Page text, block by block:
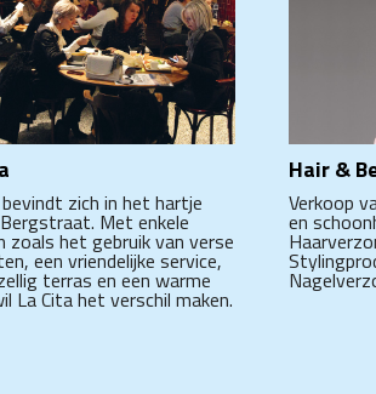
zich in het hartje
Met enkele
zoals het gebruik van verse
een vriendelijke service,
terras en een warme
La Cita het verschil maken.
Hair &
Verkoop
en